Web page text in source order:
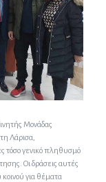
Μονάδας
Λάρισα,
τόσο γενικό πληθυσμό
Οι δράσεις αυτές
για θέματα